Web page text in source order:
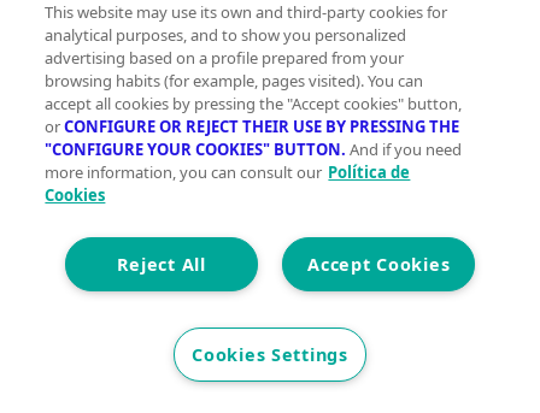
This website may use its own and third-party cookies for
analytical purposes, and to show you personalized
advertising based on a profile prepared from your
browsing habits (for example, pages visited). You can
accept all cookies by pressing the "Accept cookies" button,
orCONFIGURE OR REJECT THEIR USE BY PRESSING THE
"CONFIGURE YOUR COOKIES" BUTTON. And if you need
more information, you can consult our Política de
Cookies
Accept Cookies
Reject All
Cookies Settings